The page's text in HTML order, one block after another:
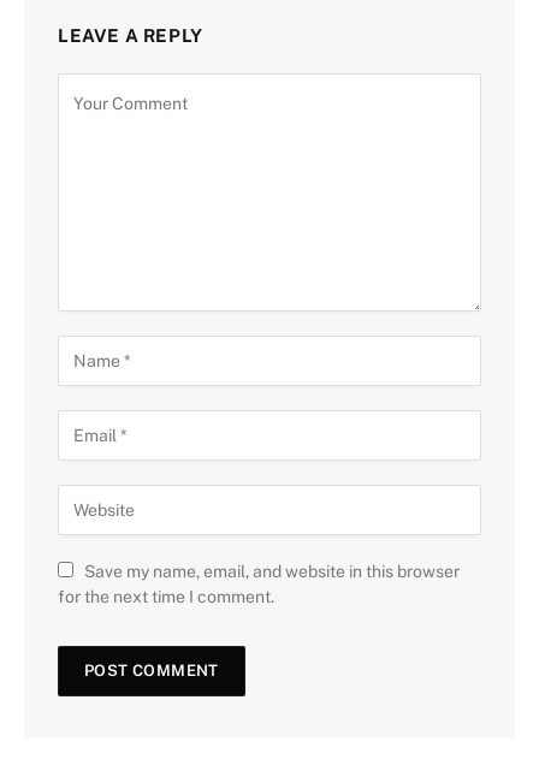
LEAVE A REPLY
Save my name, email, and website in this browser
for the next time I comment.